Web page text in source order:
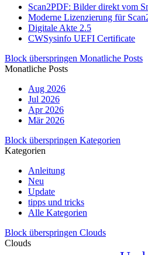
Scan2PDF: Bilder direkt vom
Moderne Lizenzierung für
Digitale Akte 2.5
CWSysinfo UEFI Certificate
Block überspringen Monatliche Posts
Monatliche Posts
Aug 2026
Jul 2026
Apr 2026
Mär 2026
Block überspringen Kategorien
Kategorien
Anleitung
Neu
Update
tipps und tricks
Alle Kategorien
Block überspringen Clouds
Clouds